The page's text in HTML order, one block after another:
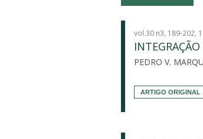
vol.30 n3, 189-202,
PEDRO V.
ARTIGO ORIGINAL